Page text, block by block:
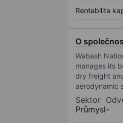
Rentabilita
O
Wabash
manages its
dry freight
aerodynamic
Sektor
Průmysl-